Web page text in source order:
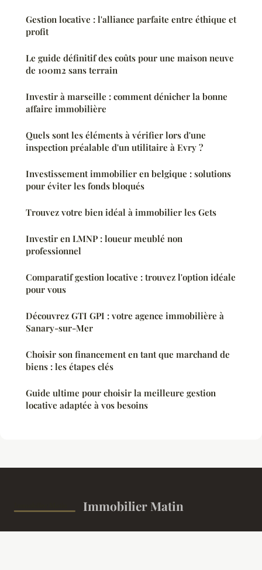
Gestion locative : l'alliance parfaite entre éthique et
profit
Le guide définitif des coûts pour une maison neuve
de 100m2 sans terrain
Investir à marseille : comment dénicher la bonne
affaire immobilière
Quels sont les éléments à vérifier lors d'une
inspection préalable d'un utilitaire à Evry ?
Investissement immobilier en belgique : solutions
pour éviter les fonds bloqués
Trouvez votre bien idéal à immobilier les Gets
Investir en LMNP : loueur meublé non
professionnel
Comparatif gestion locative : trouvez l'option idéale
pour vous
Découvrez GTI GPI : votre agence immobilière à
Sanary-sur-Mer
Choisir son financement en tant que marchand de
biens : les étapes clés
Guide ultime pour choisir la meilleure gestion
locative adaptée à vos besoins
Immobilier Matin